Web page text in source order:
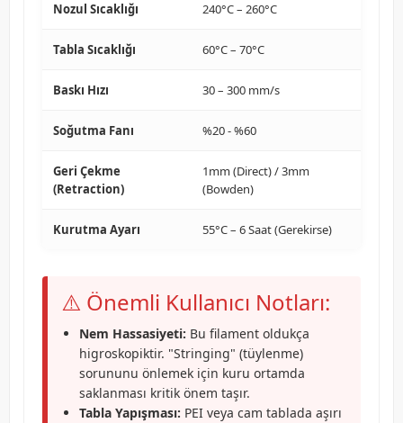
Nozul Sıcaklığı 240°C – 260°C
Tabla Sıcaklığı 60°C – 70°C
Baskı Hızı 30 – 300 mm/s
Soğutma Fanı %20 - %60
Geri Çekme
(Retraction)
1mm (Direct) / 3mm
(Bowden)
Kurutma Ayarı 55°C – 6 Saat (Gerekirse)
⚠️ Önemli Kullanıcı Notları:
Nem Hassasiyeti: Bu filament oldukça
higroskopiktir. "Stringing" (tüylenme)
sorununu önlemek için kuru ortamda
saklanması kritik önem taşır.
Tabla Yapışması: PEI veya cam tablada aşırı